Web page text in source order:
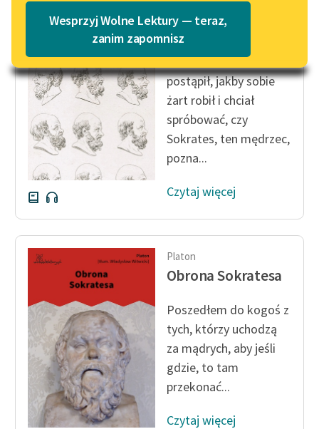
Lektury szkolne i klasyka
literatury do słuchania dla
uczennic i uczniów z
niepełnosprawnościami
E-kolekcja lektur
szkolnych i literatury do
słuchania dla uczennic i
uczniów z
niepełnosprawnościami
Feministyczne inspiracje.
skandynawskiej literatury
feministycznej
Ręce pełne poezji
Kolekcje edukacyjne
twórców przechodzących
do domeny publicznej,
lektur szkolnych oraz
Starego Testamentu
Odkurzamy bohaterów
Katalog w formacie PDF
Wesprzyj Wolne Lektury — teraz,
zanim zapomnisz
Obrona Sokratesa
Podobnie zaiste
postąpił, jakby sobie
żart robił i chciał
spróbować, czy
Sokrates, ten mędrzec,
pozna...
Czytaj więcej
Platon
Obrona Sokratesa
Poszedłem do kogoś z
tych, którzy uchodzą
za mądrych, aby jeśli
gdzie, to tam
przekonać...
Czytaj więcej